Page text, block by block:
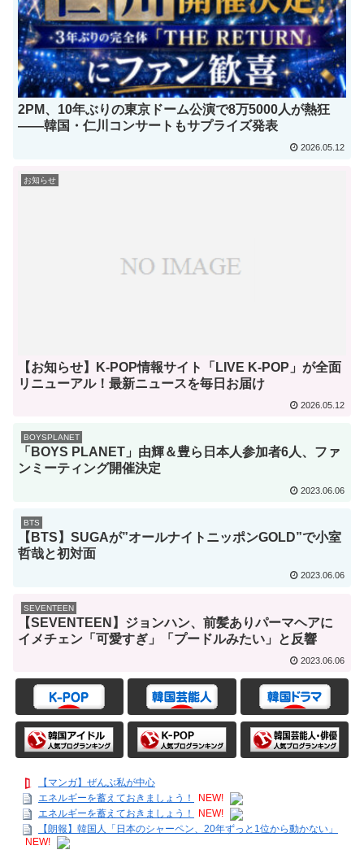
2PM、10年ぶりの東京ドーム公演で8万5000人が熱狂
——韓国・仁川コンサートもサプライズ発表
2026.05.12
お知らせ
【お知らせ】K-POP情報サイト「LIVE K-POP」が全面
リニューアル！最新ニュースを毎日お届け
2026.05.12
BOYSPLANET
「BOYS PLANET」由輝＆豊ら日本人参加者6人、ファ
ンミーティング開催決定
2023.06.06
BTS
【BTS】SUGAが”オールナイトニッポンGOLD”で小室
哲哉と初対面
2023.06.06
SEVENTEEN
【SEVENTEEN】ジョンハン、前髪ありパーマヘアに
イメチェン「可愛すぎ」「プードルみたい」と反響
2023.06.06
【マンガ】ぜんぶ私が中心
エネルギーを蓄えておきましょう！
NEW!
エネルギーを蓄えておきましょう！
NEW!
【朗報】韓国人「日本のシャーペン、20年ずっと1位から動かない」
NEW!